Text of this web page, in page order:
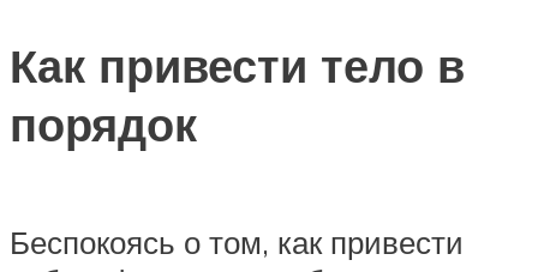
Как привести тело в
порядок
Беспокоясь о том, как привести